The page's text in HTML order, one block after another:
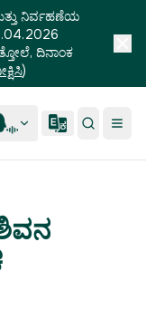
ನಿರ್ವಹಣೆಯ
ದಿನಾಂಕ
)